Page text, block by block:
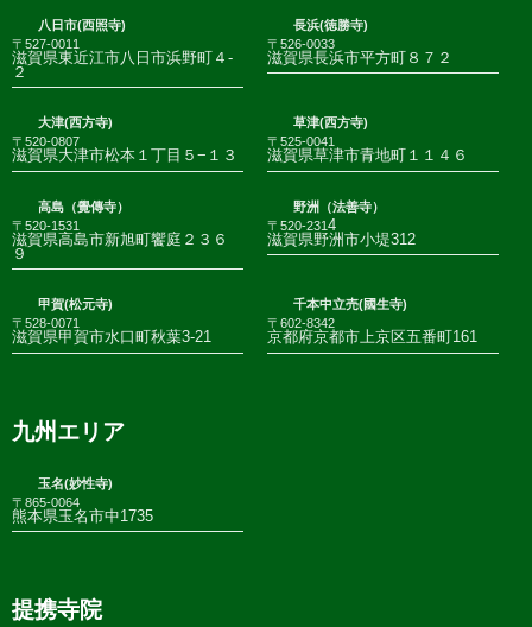
八日市(西照寺)
〒527-0011
滋賀県東近江市八日市浜野町４-
２
長浜(徳勝寺)
〒526-0033
滋賀県長浜市平方町８７２
大津(西方寺)
〒520-0807
滋賀県大津市松本１丁目５−１３
草津(西方寺)
〒525-0041
滋賀県草津市青地町１１４６
高島（覺傳寺）
〒520-1531
滋賀県高島市新旭町饗庭２３６
９
野洲（法善寺）
〒520-2314
滋賀県野洲市小堤312
甲賀(松元寺)
〒528-0071
滋賀県甲賀市水口町秋葉3-21
千本中立売(國生寺)
〒602-8342
京都府京都市上京区五番町161
九州エリア
玉名(妙性寺)
〒865-0064
熊本県玉名市中1735
提携寺院